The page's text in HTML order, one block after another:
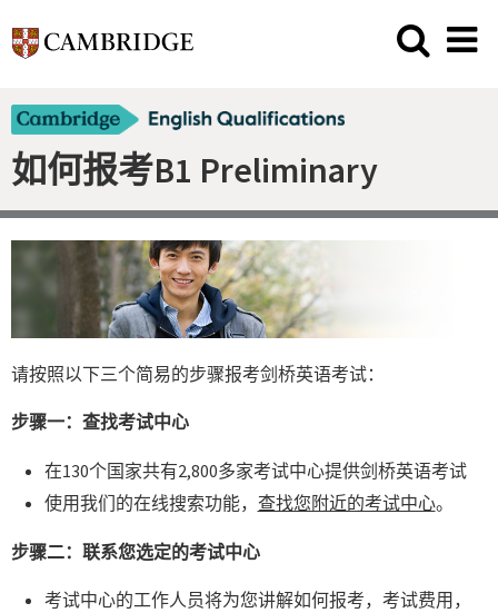
如何报考B1 Preliminary
请按照以下三个简易的步骤报考剑桥英语考试：
步骤一：查找考试中心
在130个国家共有2,800多家考试中心提供剑桥英语考试
使用我们的在线搜索功能， 查找您附近的考试中心。
步骤二：联系您选定的考试中心
考试中心的工作人员将为您讲解如何报考，考试费用，